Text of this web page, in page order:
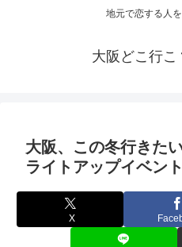
地元で恋する人
大阪どこ行
大阪、この冬行きた
ライトアップイベント
X